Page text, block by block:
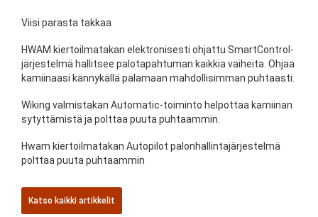
Viisi parasta takkaa
HWAM kiertoilmatakan elektronisesti ohjattu SmartControl-
järjestelmä hallitsee palotapahtuman kaikkia vaiheita. Ohjaa
kamiinaasi kännykällä palamaan mahdollisimman puhtaasti.
Wiking valmistakan Automatic-toiminto helpottaa kamiinan
sytyttämistä ja polttaa puuta puhtaammin.
Hwam kiertoilmatakan Autopilot palonhallintajärjestelmä
polttaa puuta puhtaammin
Katso kaikki artikkelit